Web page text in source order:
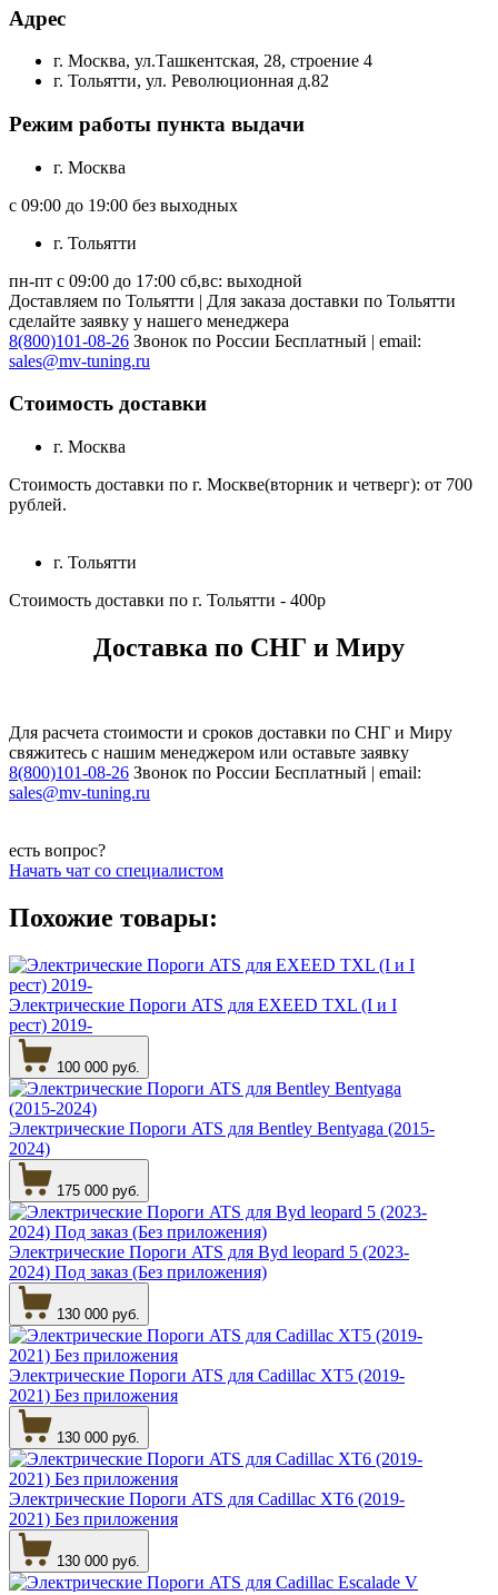
Адрес
г. Москва, ул.Ташкентская, 28, строение 4
г. Тольятти, ул. Революционная д.82
Режим работы пункта выдачи
г. Москва
с 09:00 до 19:00 без выходных
г. Тольятти
пн-пт с 09:00 до 17:00 сб,вс: выходной
Доставляем по Тольятти | Для заказа доставки по Тольятти
сделайте заявку у нашего менеджера
8(800)101-08-26 Звонок по России Бесплатный | email:
sales@mv-tuning.ru
Стоимость доставки
г. Москва
Стоимость доставки по г. Москве(вторник и четверг): от 700
рублей.
г. Тольятти
Стоимость доставки по г. Тольятти - 400р
Доставка по СНГ и Миру
Для расчета стоимости и сроков доставки по СНГ и Миру
свяжитесь с нашим менеджером или оставьте заявку
8(800)101-08-26 Звонок по России Бесплатный | email:
sales@mv-tuning.ru
есть вопрос?
Начать чат со специалистом
Похожие товары:
Электрические Пороги ATS для EXEED TXL (I и I
рест) 2019-
100 000 руб.
Электрические Пороги ATS для Bentley Bentyaga (2015-
2024)
175 000 руб.
Электрические Пороги ATS для Byd leopard 5 (2023-
2024) Под заказ (Без приложения)
130 000 руб.
Электрические Пороги ATS для Cadillac XT5 (2019-
2021) Без приложения
130 000 руб.
Электрические Пороги ATS для Cadillac XT6 (2019-
2021) Без приложения
130 000 руб.